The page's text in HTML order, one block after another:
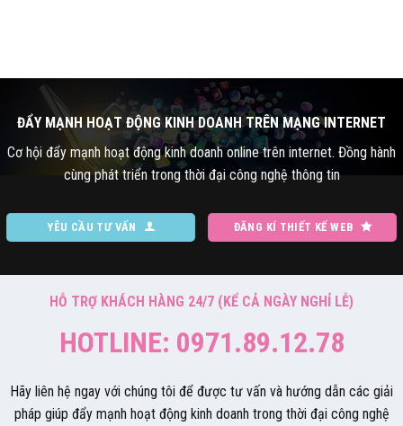
ĐẨY MẠNH HOẠT ĐỘNG KINH DOANH TRÊN MẠNG INTERNET
Cơ hội đẩy mạnh hoạt động kinh doanh online trên internet. Đồng hành
cùng phát triển trong thời đại công nghệ thông tin
YÊU CẦU TƯ VẤN ĐĂNG KÍ THIẾT KẾ WEB
HỖ TRỢ KHÁCH HÀNG 24/7 (KỂ CẢ NGÀY NGHỈ LỄ)
HOTLINE: 0971.89.12.78
Hãy liên hệ ngay với chúng tôi để được tư vấn và hướng dẫn các giải
pháp giúp đẩy mạnh hoạt động kinh doanh trong thời đại công nghệ